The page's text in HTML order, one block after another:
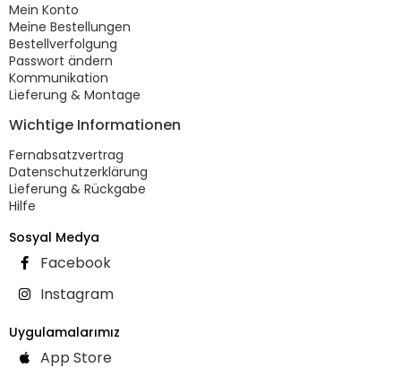
Mein Konto
Meine Bestellungen
Bestellverfolgung
Passwort ändern
Kommunikation
Lieferung & Montage
Wichtige Informationen
Fernabsatzvertrag
Datenschutzerklärung
Lieferung & Rückgabe
Hilfe
Sosyal Medya
Facebook
Instagram
Uygulamalarımız
App Store